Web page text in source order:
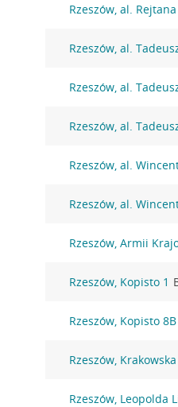
Rzeszów, al.
Rzeszów, al.
Rzeszów, al.
Rzeszów, al.
Rzeszów, al.
Rzeszów, al.
Rzeszów, Armii
Rzeszów, Kopisto 1
Rzeszów, Kopisto 8B
Rzeszów,
Rzeszów, Leopolda